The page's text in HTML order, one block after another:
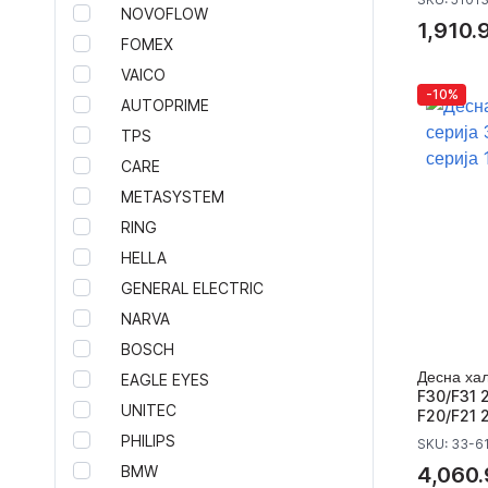
LED плафони
LED сијалици
LED системи
LED барови
фарови
Трафоа за ксенон и лед фарови
Bi-LED и Bi-Xenon лупи за
вградување
Халогенски сијалици
ретровизори
Тунинг Штопови
Стакла, корпуси и диодни ленти за
фарови
Тунинг фарови
NOVOFLOW
FOMEX
VAICO
AUTOPRIME
TPS
CARE
METASYSTEM
RING
HELLA
GENERAL ELECTRIC
NARVA
BOSCH
EAGLE EYES
UNITEC
PHILIPS
BMW
-10%
Десна
F30/F31
F20/F21
SKU: 33-